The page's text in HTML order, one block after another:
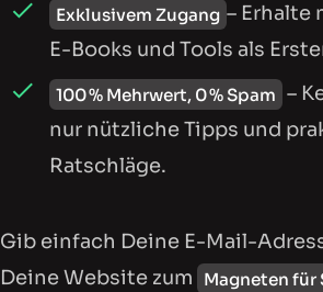
Exklusivem Zugang – Erhalte
E-Books und Tools als
100 % Mehrwert, 0 % Spam –
nur nützliche Tipps und
Ratschläge.
Gib einfach Deine E-Mail-
Deine Website zum
Magneten für